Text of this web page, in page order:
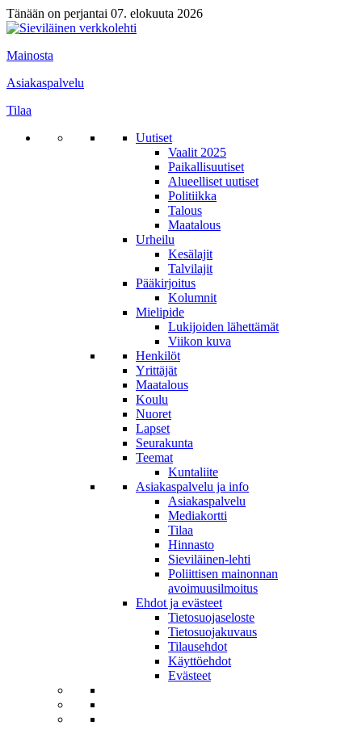
Tänään on perjantai 07. elokuuta 2026
Mainosta
Asiakaspalvelu
Tilaa
Uutiset
Vaalit 2025
Paikallisuutiset
Alueelliset uutiset
Politiikka
Talous
Maatalous
Urheilu
Kesälajit
Talvilajit
Pääkirjoitus
Kolumnit
Mielipide
Lukijoiden lähettämät
Viikon kuva
Henkilöt
Yrittäjät
Maatalous
Koulu
Nuoret
Lapset
Seurakunta
Teemat
Kuntaliite
Asiakaspalvelu ja info
Asiakaspalvelu
Mediakortti
Tilaa
Hinnasto
Sieviläinen-lehti
Poliittisen mainonnan
avoimuusilmoitus
Ehdot ja evästeet
Tietosuojaseloste
Tietosuojakuvaus
Tilausehdot
Käyttöehdot
Evästeet